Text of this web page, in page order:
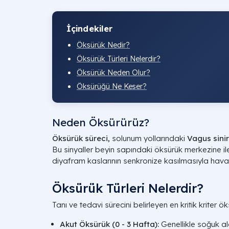
İçindekiler
Öksürük Nedir?
Öksürük Türleri Nelerdir?
Öksürük Neden Olur?
Öksürüğü Ne Keser?
Neden Öksürürüz?
Öksürük süreci, solunum yollarındaki Vagus
Bu sinyaller beyin sapındaki öksürük merkezine
diyafram kaslarının senkronize kasılmasıyla
Öksürük Türleri Nelerdir?
Tanı ve tedavi sürecini belirleyen en kritik kriter
Akut Öksürük (0 - 3 Hafta): Genellikle soğuk